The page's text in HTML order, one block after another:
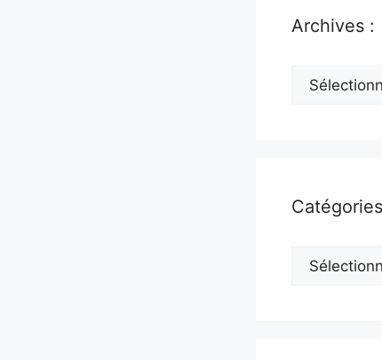
Archives :
Archives
Catégories